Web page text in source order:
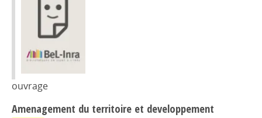
ouvrage
Amenagement du territoire et developpement